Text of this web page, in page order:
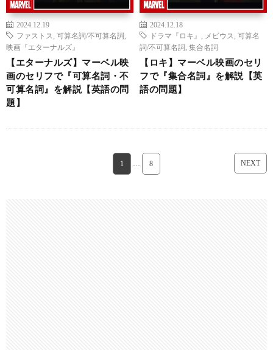
2024.12.19
ファストス, 可算名詞/不可算名詞,
映画『エターナルズ』
【エターナルズ】マーベル映
画のセリフで『可算名詞・不
可算名詞』を解説【英語の問
題】
2024.12.18
ドラマ『ロキ』 , メビウス, 可算名
詞/不可算名詞, 集合名詞
【ロキ】マーベル映画のセリ
フで『集合名詞』を解説【英
語の問題】
1 … 8 NEXT